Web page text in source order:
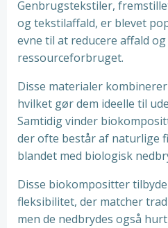
Genbrugstekstiler,
og tekstilaffald, er blevet
evne til at reducere affald
ressourceforbruget.
Disse materialer
hvilket gør dem ideelle til
Samtidig vinder
der ofte består af naturlige
blandet med biologisk
Disse biokompositter
fleksibilitet, der matcher
men de nedbrydes også